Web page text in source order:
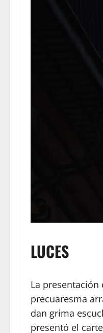
LUCES
La presentación
precuaresma
dan grima
presentó el